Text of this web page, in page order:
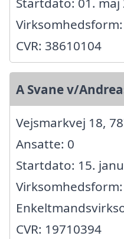
CVR: 38610104
A Svane v/
Vejsmarkvej 18,
Ansatte: 0
Startdato: 15.
Virksomhedsform:
CVR: 19710394